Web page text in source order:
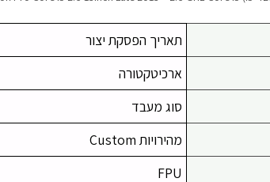
תאריך הפסקת יצור
ארכיטקטורה
סוג מעבד
מהירויות Custom
FPU